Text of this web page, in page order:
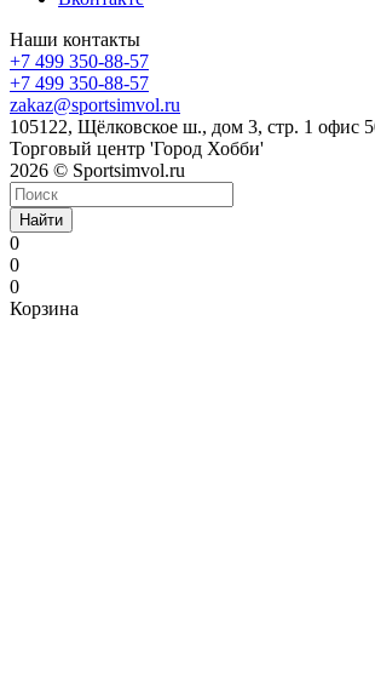
Наши контакты
+7 499 350-88-57
+7 499 350-88-57
zakaz@sportsimvol.ru
105122, Щёлковское ш., дом 3, стр. 1 офис
Торговый центр 'Город Хобби'
2026 © Sportsimvol.ru
Найти
0
0
0
Корзина